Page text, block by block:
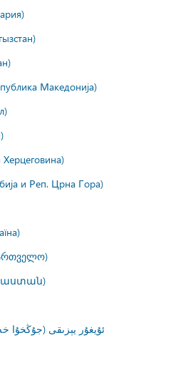
Македонија)
и Реп. Црна Гора)
ئۇيغۇر يېزىقى (جۇڭخۇا